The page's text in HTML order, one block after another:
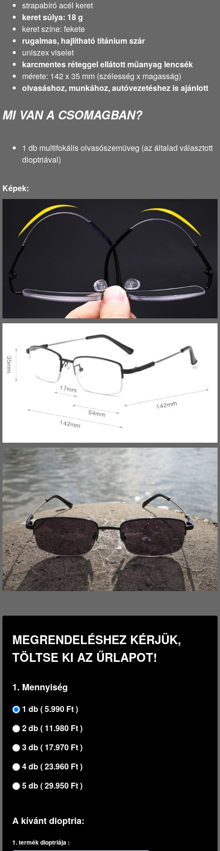
strapabíró acél keret
keret súlya: 18 g
keret színe: fekete
rugalmas, hajlítható titánium szár
uniszex viselet
karcmentes réteggel ellátott műanyag lencsék
mérete: 142 x 35 mm (szélesség x magasság)
olvasáshoz, munkához, autóvezetéshez is ajánlott
MI VAN A CSOMAGBAN?
1 db multifokális olvasószemüveg (az általad választott
dioptriával)
Képek:
MEGRENDELÉSHEZ KÉRJÜK,
TÖLTSE KI AZ ŰRLAPOT!
1. Mennyiség
1 db ( 5.990 Ft )
2 db ( 11.980 Ft )
3 db ( 17.970 Ft )
4 db ( 23.960 Ft )
5 db ( 29.950 Ft )
A kívánt dioptria:
1. termék dioptriája :